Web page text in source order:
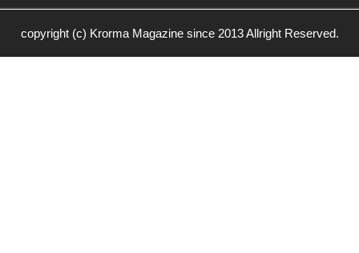
copyright (c) Krorma Magazine since 2013 Allright Reserved.